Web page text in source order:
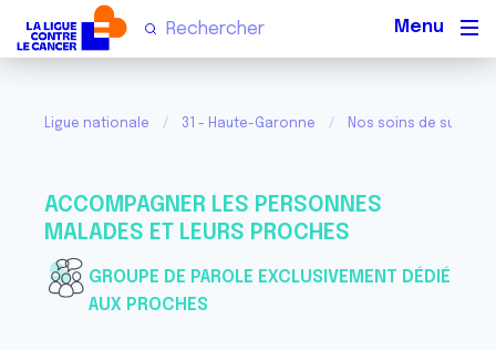
Ligue nationale 31 - Haute-Garonne Nos soins de
ACCOMPAGNER LES PERSONNES
MALADES ET LEURS PROCHES
GROUPE DE PAROLE EXCLUSIVEMENT DÉDIÉ
AUX PROCHES